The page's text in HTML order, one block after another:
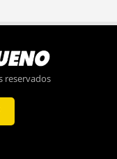
reservados